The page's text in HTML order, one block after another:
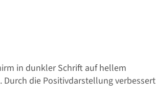
in dunkler Schrift auf hellem
die Positivdarstellung verbessert